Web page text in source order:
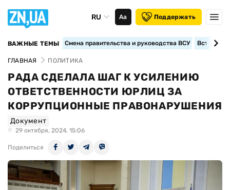
RU Аа Поддержать
ВАЖНЫЕ ТЕМЫ Смена правительства и руководства ВСУ
ГЛАВНАЯ ПОЛИТИКА
РАДА СДЕЛАЛА ШАГ К УСИЛЕНИЮ
ОТВЕТСТВЕННОСТИ ЮРЛИЦ ЗА
КОРРУПЦИОННЫЕ ПРАВОНАРУШЕНИЯ
Документ
29 октября, 2024, 15:06
Поделиться